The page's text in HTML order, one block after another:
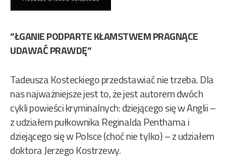
”ŁGANIE PODPARTE KŁAMSTWEM PRAGNĄCE
UDAWAĆ PRAWDĘ”
Tadeusza Kosteckiego przedstawiać nie trzeba. Dla
nas najważniejsze jest to, że jest autorem dwóch
cykli powieści kryminalnych: dziejącego się w Anglii –
z udziałem pułkownika Reginalda Penthama i
dziejącego się w Polsce (choć nie tylko) – z udziałem
doktora Jerzego Kostrzewy.